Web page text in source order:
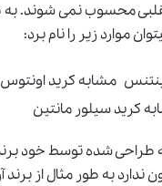
محسوب نمی شوند. به
موارد زیر را نام برد:
مشابه کرید اونتوس
کرید سیلور مانتین
طراحی شده توسط خود
ندارد به طور مثال از